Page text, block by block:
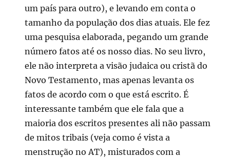
um país para outro), e levando em conta o
tamanho da população dos dias atuais. Ele fez
uma pesquisa elaborada, pegando um grande
número fatos até os nosso dias. No seu livro,
ele não interpreta a visão judaica ou cristã do
Novo Testamento, mas apenas levanta os
fatos de acordo com o que está escrito. É
interessante também que ele fala que a
maioria dos escritos presentes ali não passam
de mitos tribais (veja como é vista a
menstrução no AT), misturados com a